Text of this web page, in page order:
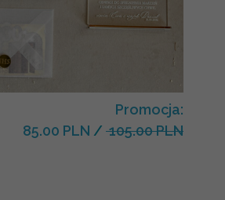
Promocja:
85.00 PLN / 105.00 PLN